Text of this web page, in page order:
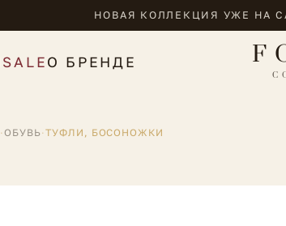
НОВАЯ КОЛЛЕКЦИЯ УЖЕ НА
SALEО БРЕНДЕ
·ОБУВЬ·ТУФЛИ, БОСОНОЖКИ